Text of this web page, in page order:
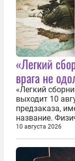
«Легкий
врага не
«Легкий
выходит 10
предзаказа,
название.
относительно.
каждый из
основном —...
10 августа 2026